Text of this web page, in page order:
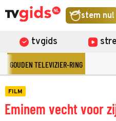
stem nu!
tvgids
GOUDEN TELEVIZIER-RING
FILM
Eminem vecht voor